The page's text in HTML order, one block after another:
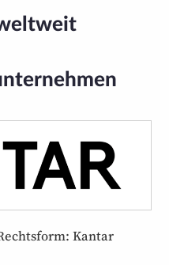
Kantar